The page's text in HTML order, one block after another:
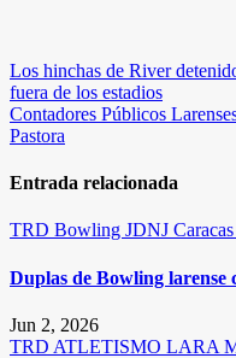
Navegación
de
entradas
Los hinchas de River
fuera de los estadios
Contadores Públicos
Pastora
Entrada relacionada
TRD Bowling JDNJ
Duplas de Bowling larense
Jun 2, 2026
TRD ATLETISMO LARA